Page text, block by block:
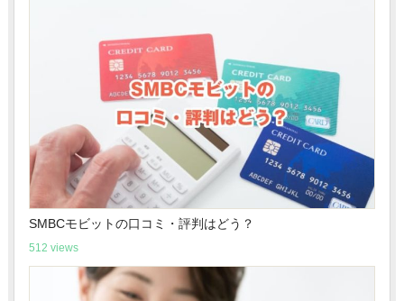
SMBCモビットの口コミ・評判はどう？
512 views